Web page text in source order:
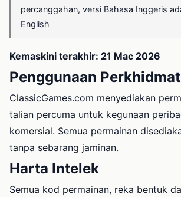
percanggahan, versi Bahasa Inggeris
English
Kemaskini terakhir: 21 Mac 2026
Penggunaan
ClassicGames.com menyediakan
talian percuma untuk kegunaan
komersial. Semua permainan
tanpa sebarang jaminan.
Harta Intelek
Semua kod permainan, reka bentuk